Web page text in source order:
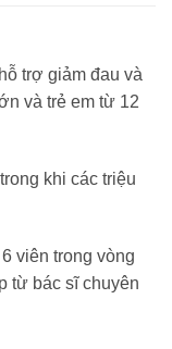
trợ giảm đau và
và trẻ em từ 12
khi các triệu
viên trong vòng
từ bác sĩ chuyên